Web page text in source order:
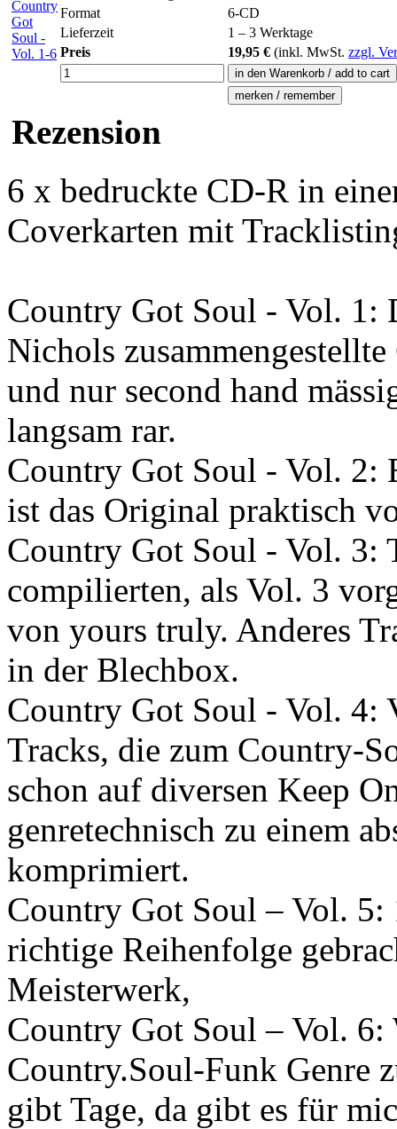
Format
6-CD
Lieferzeit
1 – 3 Werktage
Preis
19,95 € (inkl. MwSt. zzgl.
Rezension
6 x bedruckte CD-R in
Coverkarten mit
Country Got Soul - Vol. 1:
Nichols
und nur second hand
langsam rar.
Country Got Soul - Vol. 2:
ist das Original praktisch
Country Got Soul - Vol. 3:
compilierten, als Vol. 3
von yours truly. Anderes
in der Blechbox.
Country Got Soul - Vol. 4:
Tracks, die zum Country-
schon auf diversen Keep
genretechnisch zu einem
komprimiert.
Country Got Soul – Vol. 5:
richtige Reihenfolge
Meisterwerk,
Country Got Soul – Vol. 6:
Country.Soul-Funk Genre
gibt Tage, da gibt es für